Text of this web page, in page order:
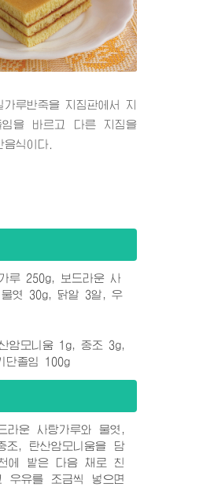
루반죽을 지짐판에서 지
임을 바르고 다른 지짐을
식이다.
루 250g, 보드라운 사
엿 30g, 닭알 3알, 우
암모니움 1g, 중조 3g,
단졸임 100g
라운 사탕가루와 물엿,
조, 탄산암모니움을 담
에 밭은 다음 채로 친
우유를 조금씩 넣으면